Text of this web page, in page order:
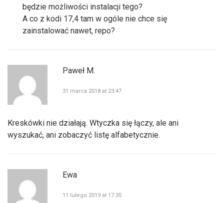
będzie możliwości instalacji tego?
A co z kodi 17,4 tam w ogóle nie chce się
zainstalować nawet, repo?
Paweł M.
31 marca 2018 at 23:47
Kreskówki nie działają. Wtyczka się łączy, ale ani
wyszukać, ani zobaczyć listę alfabetycznie.
Ewa
11 lutego 2019 at 17:35